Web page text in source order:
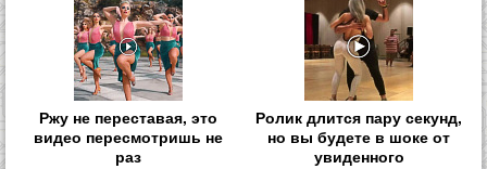
Ржу не переставая, это
видео пересмотришь не
раз
Ролик длится пару секунд,
но вы будете в шоке от
увиденного